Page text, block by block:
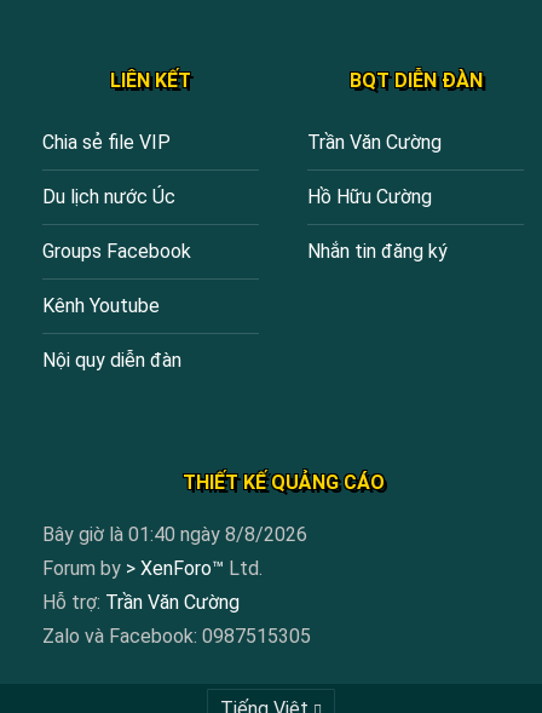
LIÊN KẾT
Chia sẻ file VIP
Du lịch nước Úc
Groups Facebook
Kênh Youtube
Nội quy diễn đàn
BQT DIỄN ĐÀN
Trần Văn Cường
Hồ Hữu Cường
Nhắn tin đăng ký
THIẾT KẾ QUẢNG CÁO
Bây giờ là 01:40 ngày 8/8/2026
Forum by > XenForo™ Ltd.
Hỗ trợ: Trần Văn Cường
Zalo và Facebook: 0987515305